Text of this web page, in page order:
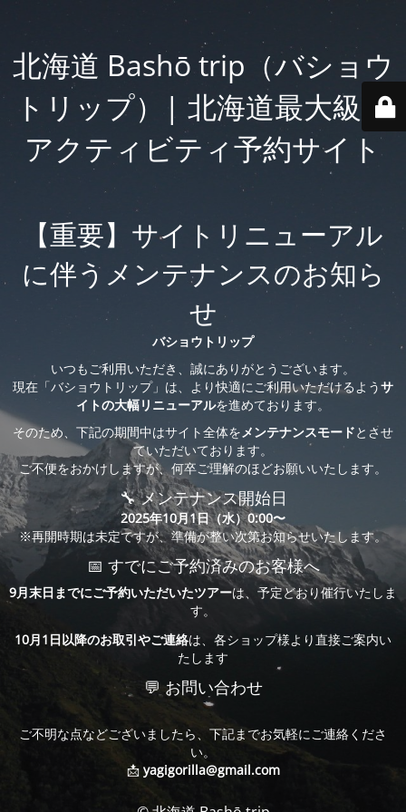
北海道 Bashō trip（バショウ
トリップ）| 北海道最大級の
アクティビティ予約サイト
【重要】サイトリニューアル
に伴うメンテナンスのお知ら
せ
バショウトリップ
いつもご利用いただき、誠にありがとうございます。
現在「バショウトリップ」は、より快適にご利用いただけるようサ
イトの大幅リニューアルを進めております。
そのため、下記の期間中はサイト全体をメンテナンスモードとさせ
ていただいております。
ご不便をおかけしますが、何卒ご理解のほどお願いいたします。
🔧 メンテナンス開始日
2025年10月1日（水）0:00〜
※再開時期は未定ですが、準備が整い次第お知らせいたします。
📅 すでにご予約済みのお客様へ
9月末日までにご予約いただいたツアーは、予定どおり催行いたしま
す。
10月1日以降のお取引やご連絡は、各ショップ様より直接ご案内い
たします
💬 お問い合わせ
ご不明な点などございましたら、下記までお気軽にご連絡くださ
い。
📩 yagigorilla@gmail.com